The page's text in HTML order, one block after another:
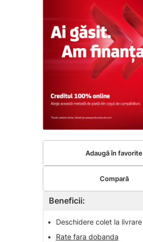
Beneficii:
•
Deschidere colet la livrare
•
Rate fara dobanda
Adaugă în favorite
Compară